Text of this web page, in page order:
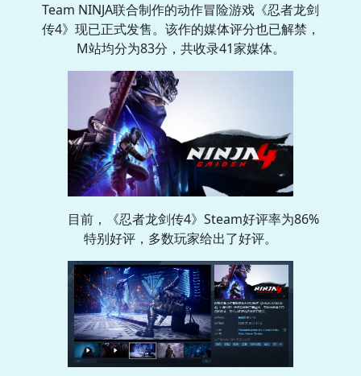
Team NINJA联合制作的动作冒险游戏《忍者龙剑
传4》现已正式发售。该作的媒体评分也已解禁，
M站均分为83分，共收录41家媒体。
目前，《忍者龙剑传4》Steam好评率为86%
特别好评，多数玩家给出了好评。